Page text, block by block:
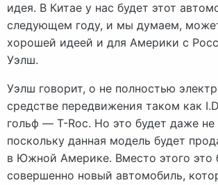
идея. В Китае у нас будет этот
следующем году, и мы думаем,
хорошей идеей и для Америки с
Уэлш.
Уэлш говорит, о не полностью
средстве передвижения таком как
гольф — T-Roc. Но это будет даже не
поскольку данная модель будет
в Южной Америке. Вместо этого это
совершенно новый автомобиль,